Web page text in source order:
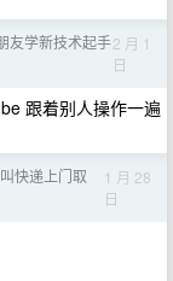
友学新技术起手2 月 1
日
跟着别人操作一遍
快递上门取
1 月 28
日